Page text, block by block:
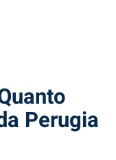
Perugia